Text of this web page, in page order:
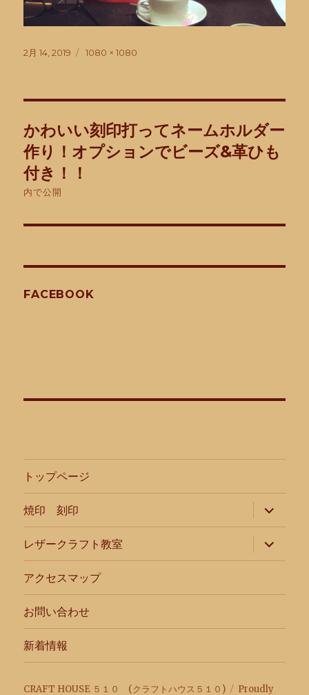
投
2月 14, 2019
フ
1080 × 1080
稿
ナ
ビ
ゲ
ー
シ
かわいい刻印打ってネームホルダー
作り！オプションでビーズ&革ひも
付き！！
内で公開
FACEBOOK
トップページ
焼印 刻印
サ
ブ
メ
ニ
ュ
ー
開
レザークラフト教室
サ
ブ
メ
ー
開
アクセスマップ
お問い合わせ
新着情報
CRAFT HOUSE ５１０ (クラフトハウス５１０) Proudly